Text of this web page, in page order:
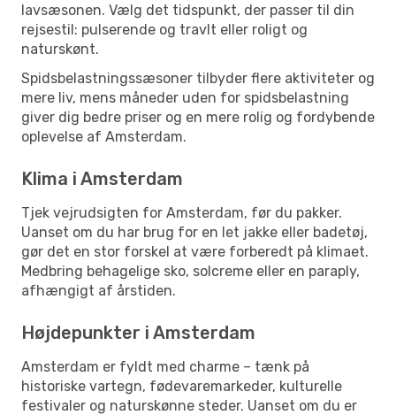
lavsæsonen. Vælg det tidspunkt, der passer til din
rejsestil: pulserende og travlt eller roligt og
naturskønt.
Spidsbelastningssæsoner tilbyder flere aktiviteter og
mere liv, mens måneder uden for spidsbelastning
giver dig bedre priser og en mere rolig og fordybende
oplevelse af Amsterdam.
Klima i Amsterdam
Tjek vejrudsigten for Amsterdam, før du pakker.
Uanset om du har brug for en let jakke eller badetøj,
gør det en stor forskel at være forberedt på klimaet.
Medbring behagelige sko, solcreme eller en paraply,
afhængigt af årstiden.
Højdepunkter i Amsterdam
Amsterdam er fyldt med charme – tænk på
historiske vartegn, fødevaremarkeder, kulturelle
festivaler og naturskønne steder. Uanset om du er